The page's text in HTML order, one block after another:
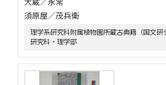
須原屋／茂兵衛
理学系研究科附属植物園所蔵古典籍（国文
研究科・理学部